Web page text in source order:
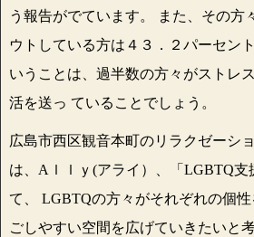
う報告がでています。 また、その方
ウトしている方は４３．２パーセン
いうことは、過半数の方々がストレ
活を送っ ていることでしょう。
広島市西区観音本町のリラクゼーシ
は、Aｌｌｙ(アライ）、「LGBTQ支
て、 LGBTQの方々がそれぞれの個
ごしやすい空間を広げていきたいと